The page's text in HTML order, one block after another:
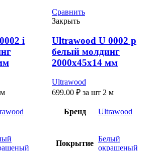
i
Сравнить
Закрыть
Ultrawood U 0002 р
белый молдинг
2000x45x14 мм
Ultrawood
699.00 ₽ за шт 2 м
Бренд Ultrawood
Покрытие
Белый
окрашеный